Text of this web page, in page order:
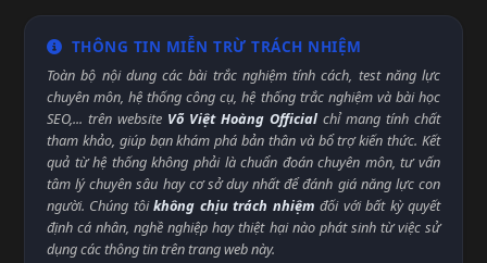
THÔNG TIN MIỄN TRỪ TRÁCH NHIỆM
Toàn bộ nội dung các bài trắc nghiệm tính cách, test năng lực
chuyên môn, hệ thống công cụ, hệ thống trắc nghiệm và bài học
SEO,... trên website Võ Việt Hoàng Official chỉ mang tính chất
tham khảo, giúp bạn khám phá bản thân và bổ trợ kiến thức. Kết
quả từ hệ thống không phải là chuẩn đoán chuyên môn, tư vấn
tâm lý chuyên sâu hay cơ sở duy nhất để đánh giá năng lực con
người. Chúng tôikhông chịu trách nhiệm đối với bất kỳ quyết
định cá nhân, nghề nghiệp hay thiệt hại nào phát sinh từ việc sử
dụng các thông tin trên trang web này.